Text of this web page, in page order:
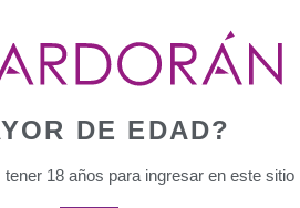
DE EDAD?
tener 18 años para ingresar en este sitio
28008 Madrid. T:915 47 00
05.